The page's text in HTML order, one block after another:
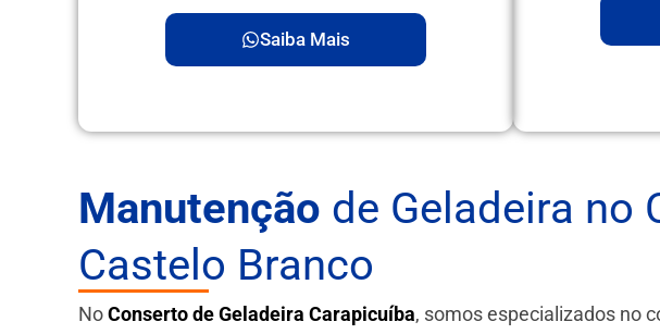
Saiba Mais
Manutenção de Geladeira no
Castelo Branco
NoConserto de Geladeira Carapicuíba, somos especializados no